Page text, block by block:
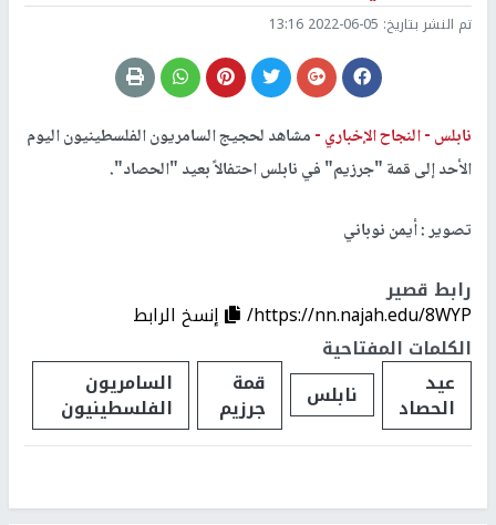
تم النشر بتاريخ: 2022-06-05 13:16
نابلس -النجاح الإخباري -مشاهد لحجيج السامريون الفلسطينيون اليوم
الأحد إلى قمة "جرزيم" في نابلس احتفالاً بعيد "الحصاد".
تصوير : أيمن نوباني
رابط قصير
https://nn.najah.edu/8WYP/
إنسخ الرابط
الكلمات المفتاحية
عيد
الحصاد نابلس قمة
جرزيم
السامريون
الفلسطينيون